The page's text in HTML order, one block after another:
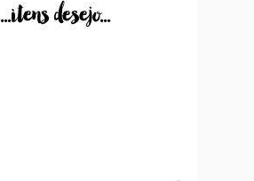
...itens desejo...